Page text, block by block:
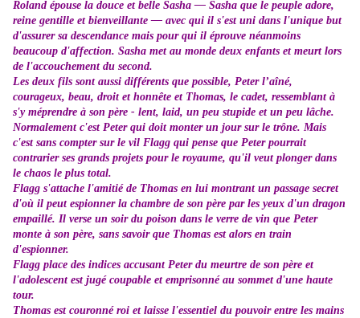
Roland épouse la douce et belle Sasha — Sasha que le peuple adore,
reine gentille et bienveillante — avec qui il s'est uni dans l'unique but
d'assurer sa descendance mais pour qui il éprouve néanmoins
beaucoup d'affection. Sasha met au monde deux enfants et meurt lors
de l'accouchement du second.
Les deux fils sont aussi différents que possible, Peter l’aîné,
courageux, beau, droit et honnête et Thomas, le cadet, ressemblant à
s'y méprendre à son père - lent, laid, un peu stupide et un peu lâche.
Normalement c'est Peter qui doit monter un jour sur le trône. Mais
c'est sans compter sur le vil Flagg qui pense que Peter pourrait
contrarier ses grands projets pour le royaume, qu'il veut plonger dans
le chaos le plus total.
Flagg s'attache l'amitié de Thomas en lui montrant un passage secret
d'où il peut espionner la chambre de son père par les yeux d'un dragon
empaillé. Il verse un soir du poison dans le verre de vin que Peter
monte à son père, sans savoir que Thomas est alors en train
d'espionner.
Flagg place des indices accusant Peter du meurtre de son père et
l'adolescent est jugé coupable et emprisonné au sommet d'une haute
tour.
Thomas est couronné roi et laisse l'essentiel du pouvoir entre les mains